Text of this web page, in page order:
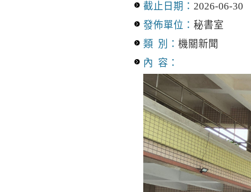
截止日期： 2026-06-30
發佈單位： 秘書室
類 別： 機關新聞
內 容：